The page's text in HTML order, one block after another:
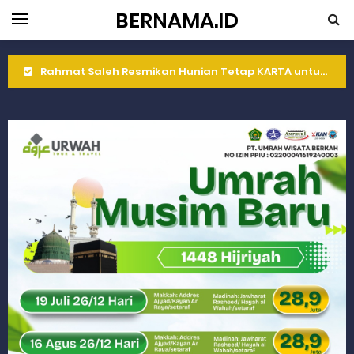
BERNAMA.ID
Rahmat Saleh Resmikan Hunian Tetap KARTA untuk Korban Banjir Bandang di Sumbar
Wakili Gubernur Sumbar, Kabiro Kesra Hadiri dan Berikan Arahan pada MTQ Nasional ke-50 Tingkat Kec. Sungai Limau
RELIS KEJAKSAAN TINGGI SUMATERA BARAT
RELIS KEJAKSAAN TINGGI SUMATERA BARAT
RELIS KEJAKSAAN TINGGI SUMATERA BARAT
Peringati Hari Koperasi ke-79, Wagub Sumbar Dorong Koperasi Jadi Motor Penggerak Ekonomi Rakyat
Dilantik sebagai Ketua Umum Gema Keadilan, Rahmat Saleh Ajak Anak Muda Jadi Pemimpin Bangsa
Bangunan Liar di Atas Aset PT KAI Diduga Dibiarkan, Publik Pertanyakan Ketegasan Penegakan Hukum